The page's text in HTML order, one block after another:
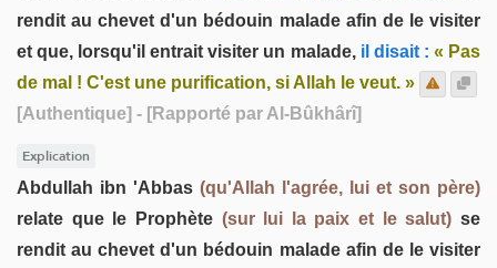
rendit au chevet d'un bédouin malade afin de le visiter
et que, lorsqu'il entrait visiter un malade,il disait : « Pas
de mal ! C'est une purification, si Allah le veut. »
[Authentique] - [Rapporté par Al-Bûkhârî]
Explication
Abdullah ibn 'Abbas (qu'Allah l'agrée, lui et son père)
relate que le Prophète (sur lui la paix et le salut) se
rendit au chevet d'un bédouin malade afin de le visiter